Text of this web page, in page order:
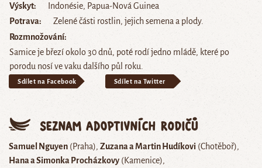
Výskyt
Indonésie, Papua-Nová Guinea
Potrava
Zelené části rostlin, jejich semena a plody.
Rozmnožování
Samice je březí okolo 30 dnů, poté rodí jedno mládě, které po
porodu nosí ve vaku dalšího půl roku.
Sdílet na Facebook Sdílet na Twitter
Seznam adoptivních rodičů
Samuel Nguyen (Praha) Zuzana a Martin Hudíkovi (Chotěboř)
Hana a Simonka Procházkovy (Kamenice)